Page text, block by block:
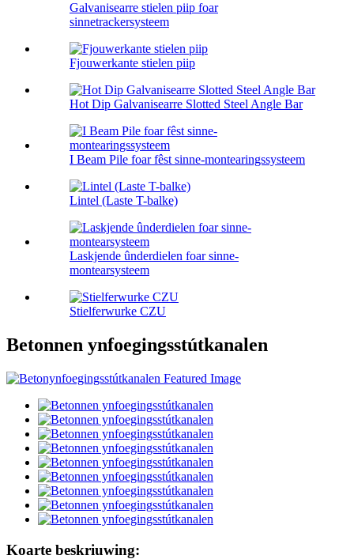
Galvanisearre stielen piip foar
sinnetrackersysteem
Fjouwerkante stielen piip
Hot Dip Galvanisearre Slotted Steel Angle Bar
I Beam Pile foar fêst sinne-montearingssysteem
Lintel (Laste T-balke)
Laskjende ûnderdielen foar sinne-
montearsysteem
Stielferwurke CZU
Betonnen ynfoegingsstútkanalen
Koarte beskriuwing: